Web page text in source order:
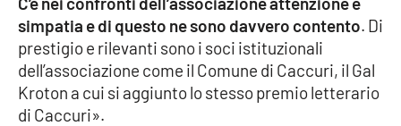
Lacitymag.it
Lacapitalenews.it
Ilreggino.it
simpatia e di questo ne sono davvero contento. Di
prestigio e rilevanti sono i soci istituzionali
dell’associazione come il Comune di Caccuri, il Gal
Kroton a cui si aggiunto lo stesso premio letterario
di Caccuri».